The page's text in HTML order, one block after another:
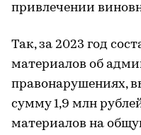
привлечении
Так, за 2023 год
материалов об
правонарушениях,
сумму 1,9 млн
материалов на